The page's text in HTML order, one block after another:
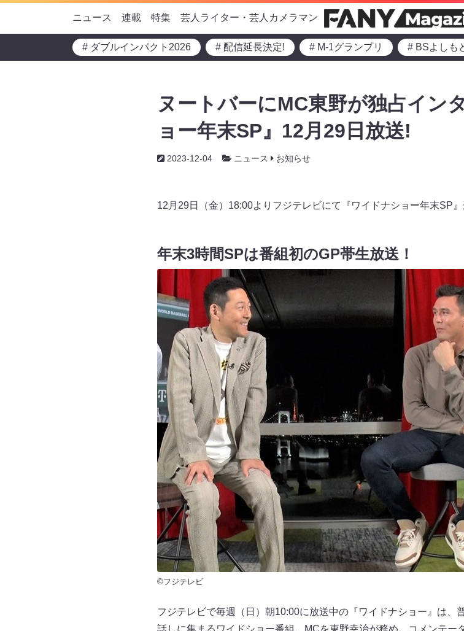
ニュース 連載 特集 芸人ライター・芸人カメラマン
# ダブルインパクト2026 # 配信延長決定! # M-1グランプリ # BSよしも
ヌートバーにMC東野が独占イン
ョー年末SP』12月29日放送!
2023-12-04 ニュース お知らせ
12月29日（金）18:00よりフジテレビにて『ワイドナショー年末SP』
年末3時間SPは番組初のGP帯生放送！
©フジテレビ
フジテレビで毎週（日）朝10:00に放送中の『ワイドナショー』は、
話しに集まるワイドショー番組。MCを東野幸治が務め、コメンテー